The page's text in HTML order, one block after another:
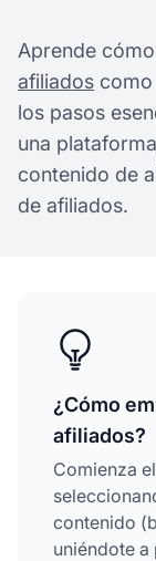
Aprende
afiliados
los pasos
una
contenido de
de afiliados.
¿Cómo
afiliados?
Comienza
contenido
uniéndote